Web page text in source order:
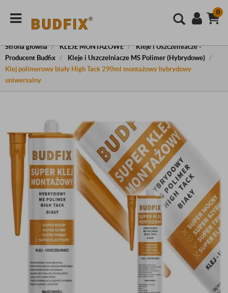
0
Strona główna KLEJE MONTAŻOWE
Kleje i Uszczelniacze -
Producent Budfix
Kleje i Uszczelniacze MS Polimer (Hybrydowe)
Klej polimerowy biały High Tack 290ml montażowy hybrydowy
uniwersalny